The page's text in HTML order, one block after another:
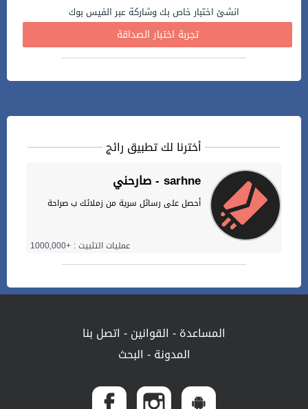
انشئ اختبار خاص بك وشاركة عبر الفيس بوك
تجربة اختبار الصداقة
أخترنا لك تطبيق رائج
صارحني - sarhne
أحصل على رسائل سرية من زملائك ب صراحة
عمليات التثبيت : +1000,000
المساعدة- القوانين- اتصل بنا
المدونة- البحث